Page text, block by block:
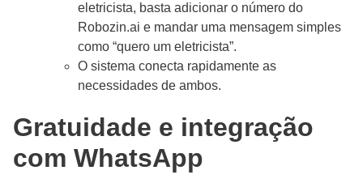
eletricista, basta adicionar o número do
Robozin.ai e mandar uma mensagem simples
como “quero um eletricista”.
O sistema conecta rapidamente as
necessidades de ambos.
Gratuidade e integração
com WhatsApp